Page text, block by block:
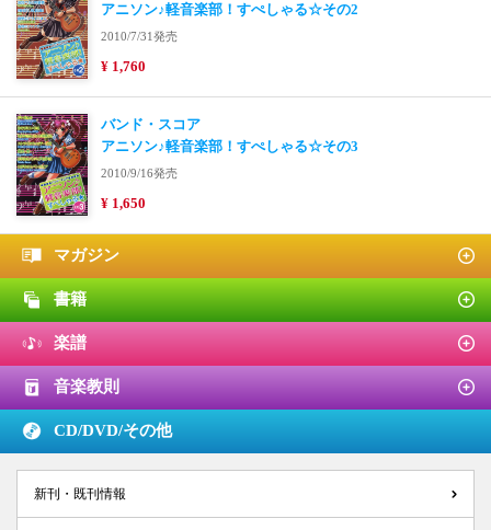
アニソン♪軽音楽部！すぺしゃる☆その2
2010/7/31発売
¥ 1,760
バンド・スコア
アニソン♪軽音楽部！すぺしゃる☆その3
2010/9/16発売
¥ 1,650
マガジン
書籍
楽譜
音楽教則
CD/DVD/その他
新刊・既刊情報